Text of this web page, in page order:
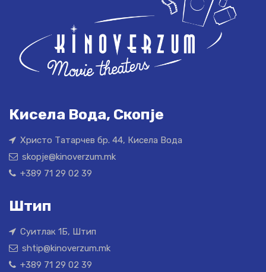
Кисела Вода, Скопје
Христо Татарчев бр. 44, Кисела Вода
skopje@kinoverzum.mk
+389 71 29 02 39
Штип
Суитлак 1Б, Штип
shtip@kinoverzum.mk
+389 71 29 02 39